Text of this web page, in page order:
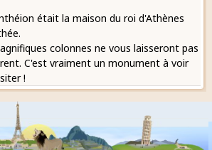
était la maison du roi d'Athènes
colonnes ne vous laisseront pas
C'est vraiment un monument à voir
!